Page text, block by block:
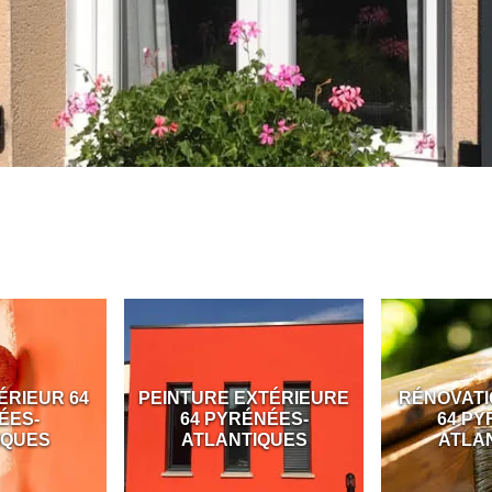
64
PEINTURE EXTÉRIEURE
64 PYRÉNÉES-
ATLANTIQUES
64